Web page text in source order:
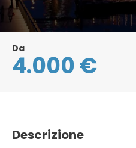
Da
4.000 €
Descrizione